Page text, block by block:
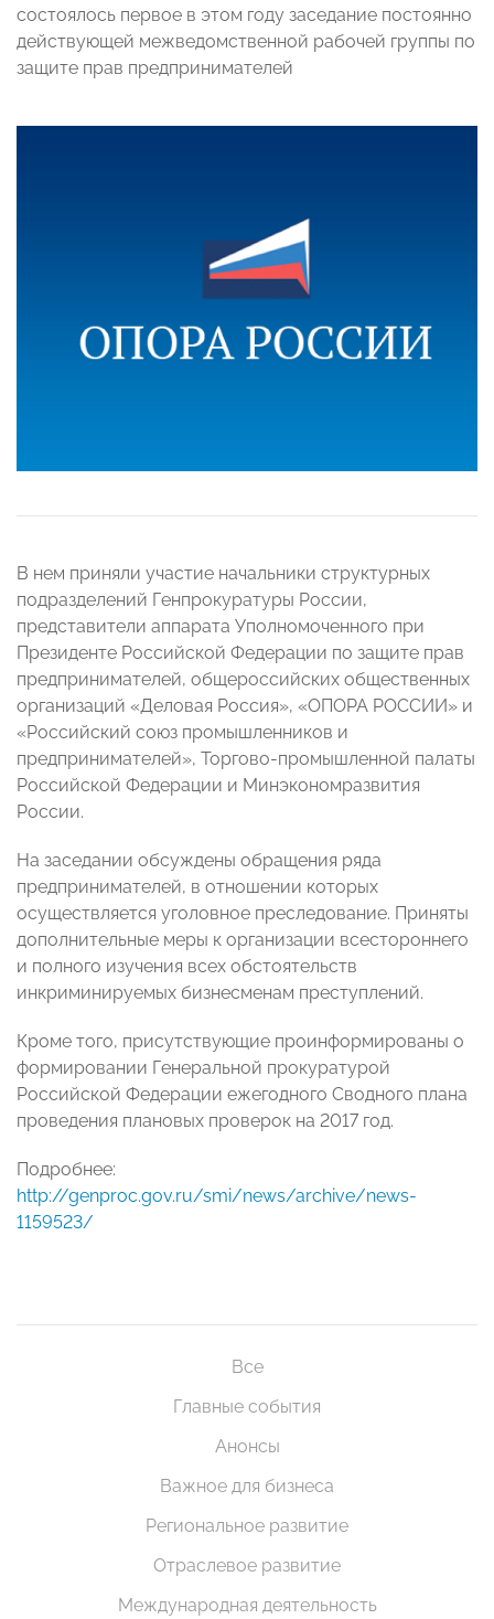
состоялось первое в этом году заседание постоянно
действующей межведомственной рабочей группы по
защите прав предпринимателей
В нем приняли участие начальники структурных
подразделений Генпрокуратуры России,
представители аппарата Уполномоченного при
Президенте Российской Федерации по защите прав
предпринимателей, общероссийских общественных
организаций «Деловая Россия», «ОПОРА РОССИИ» и
«Российский союз промышленников и
предпринимателей», Торгово-промышленной палаты
Российской Федерации и Минэкономразвития
России.
На заседании обсуждены обращения ряда
предпринимателей, в отношении которых
осуществляется уголовное преследование. Приняты
дополнительные меры к организации всестороннего
и полного изучения всех обстоятельств
инкриминируемых бизнесменам преступлений.
Кроме того, присутствующие проинформированы о
формировании Генеральной прокуратурой
Российской Федерации ежегодного Сводного плана
проведения плановых проверок на 2017 год.
Подробнее:
http://genproc.gov.ru/smi/news/archive/news-
1159523/
Все
Главные события
Анонсы
Важное для бизнеса
Региональное развитие
Отраслевое развитие
Международная деятельность